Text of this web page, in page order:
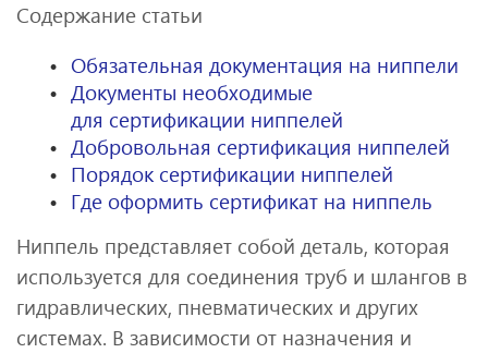
Содержание статьи
Обязательная документация на ниппели
Документы необходимые
для сертификации ниппелей
Добровольная сертификация ниппелей
Порядок сертификации ниппелей
Где оформить сертификат на ниппель
Ниппель представляет собой деталь, которая
используется для соединения труб и шлангов в
гидравлических, пневматических и других
системах. В зависимости от назначения и